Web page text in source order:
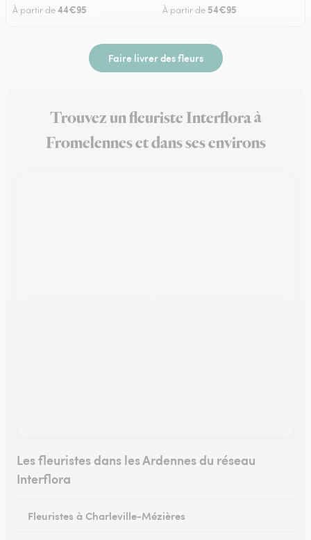
À partir de44€95 À partir de 54€95
Faire livrer des fleurs
Trouvez un fleuriste Interflora à
Fromelennes et dans ses environs
Les fleuristes dans les Ardennes du réseau
Interflora
Fleuristes à Charleville-Mézières